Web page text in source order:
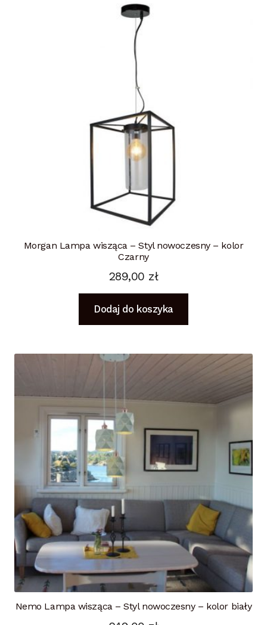
Morgan Lampa wisząca – Styl nowoczesny – kolor
Czarny
289,00 zł
Dodaj do koszyka
Nemo Lampa wisząca – Styl nowoczesny – kolor biały